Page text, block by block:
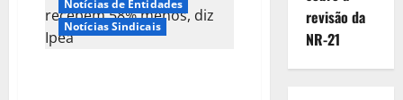
MAIO
ACONTECEM
EM
TODO
Notícias de Entidades
Notícias Sindicais
revisão da
NR-21